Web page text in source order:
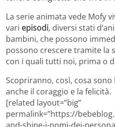
La serie animata vede Mofy
vari episodi, diversi stati
bambini, che possono
possono crescere tramite la
con i quali tutti noi, prima o
Scopriranno, così, cosa
anche il coraggio e la felicità.
[related layout=”big”
permalink=”https://